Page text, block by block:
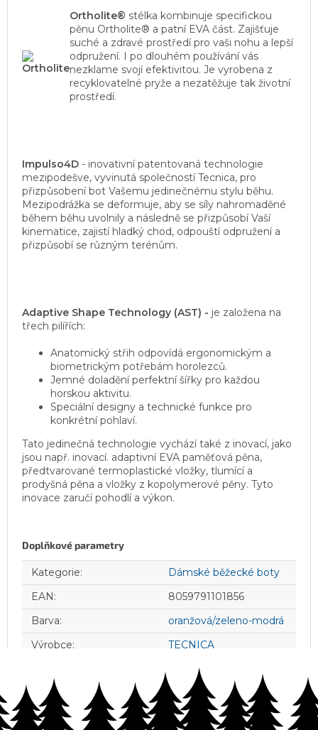
Ortholite® stélka kombinuje specifickou
pěnu Ortholite® a patní EVA část. Zajišťuje
suché a zdravé prostředí pro vaši nohu a lepší
odpružení. I po dlouhém používání vás
nezklame svojí efektivitou. Je vyrobena z
recyklovatelné pryže a nezatěžuje tak životní
prostředí.
Impulso4D - inovativní patentovaná technologie
mezipodešve, vyvinutá společností Tecnica, pro
přizpůsobení bot Vašemu jedinečnému stylu běhu.
Mezipodrážka se deformuje, aby se síly nahromaděné
během běhu uvolnily a následně se přizpůsobí Vaší
kinematice, zajistí hladký chod, odpouští odpružení a
přizpůsobí se různým terénům.
Adaptive Shape Technology (AST) - je založena na
třech pilířích:
Anatomický střih odpovídá ergonomickým a
biometrickým potřebám horolezců.
Jemné doladění perfektní šířky pro každou
horskou aktivitu.
Speciální designy a technické funkce pro
konkrétní pohlaví.
Tato jedinečná technologie vychází také z inovací, jako
jsou např. inovací. adaptivní EVA paměťová pěna,
předtvarované termoplastické vložky, tlumící a
prodyšná pěna a vložky z kopolymerové pěny. Tyto
inovace zaručí pohodlí a výkon.
Doplňkové parametry
Kategorie:
Dámské běžecké boty
EAN:
8059791101856
Barva:
oranžová/zeleno-modrá
Výrobce: TECNICA